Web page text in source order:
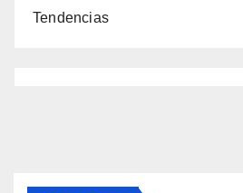
Tendencias